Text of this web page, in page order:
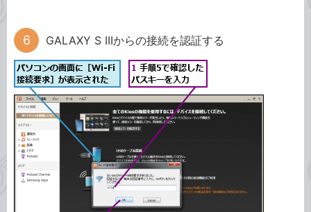
GALAXY S IIIからの接続を認証する